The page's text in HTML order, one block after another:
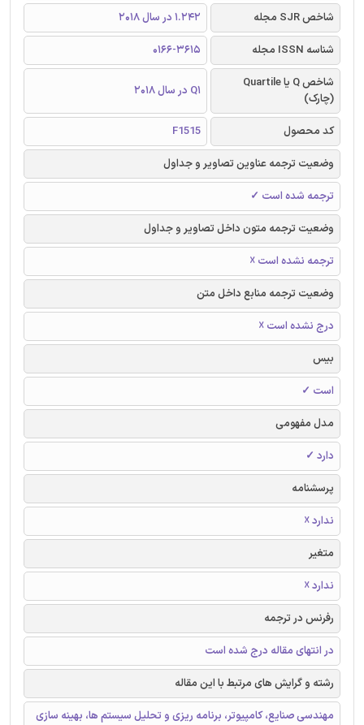
شاخص SJR مجله
1.242 در سال 2018
شناسه ISSN مجله
0166-3615
شاخص Q یا Quartile
(چارک)
Q1 در سال 2018
کد محصول
F1515
وضعیت ترجمه عناوین تصاویر و جداول
ترجمه شده است ✓
وضعیت ترجمه متون داخل تصاویر و جداول
ترجمه نشده است ☓
وضعیت ترجمه منابع داخل متن
درج نشده است ☓
بیس
است ✓
مدل مفهومی
دارد ✓
پرسشنامه
ندارد ☓
متغیر
ندارد ☓
رفرنس در ترجمه
در انتهای مقاله درج شده است
رشته و گرایش های مرتبط با این مقاله
مهندسی صنایع، کامپیوتر، برنامه ریزی و تحلیل سیستم ها، بهینه سازی